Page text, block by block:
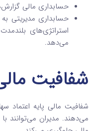
حسابداری مالی
حسابداری مدیریتی
استراتژی‌های
می‌دهد.
شفافیت
شفافیت مالی پایه اعتماد
می‌دهند. مدیران می‌توانند